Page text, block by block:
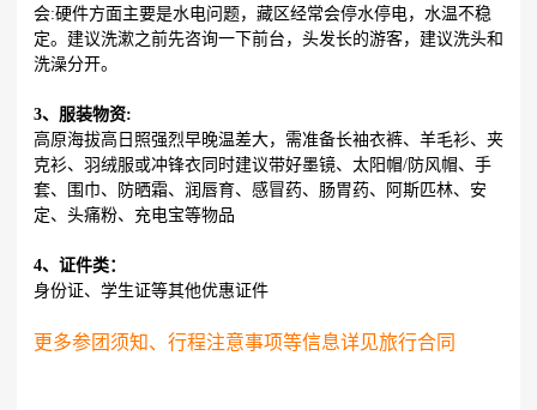
会:硬件方面主要是水电问题，藏区经常会停水停电，水温不稳
定。建议洗漱之前先咨询一下前台，头发长的游客，建议洗头和
洗澡分开。
3、服装物资:
高原海拔高日照强烈早晚温差大，需准备长袖衣裤、羊毛衫、夹
克衫、羽绒服或冲锋衣同时建议带好墨镜、太阳帽/防风帽、手
套、围巾、防晒霜、润唇育、感冒药、肠胃药、阿斯匹林、安
定、头痛粉、充电宝等物品
4、证件类：
身份证、学生证等其他优惠证件
更多参团须知、行程注意事项等信息详见旅行合同